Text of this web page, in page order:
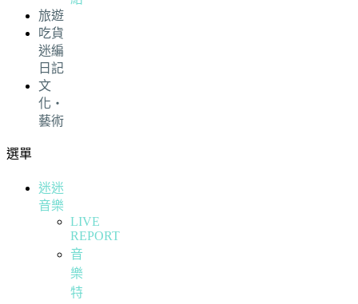
旅遊
吃貨
迷編
日記
文
化・
藝術
選單
迷迷
音樂
LIVE
REPORT
音
樂
特